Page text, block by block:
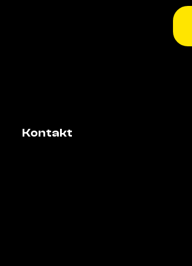
Kontakt